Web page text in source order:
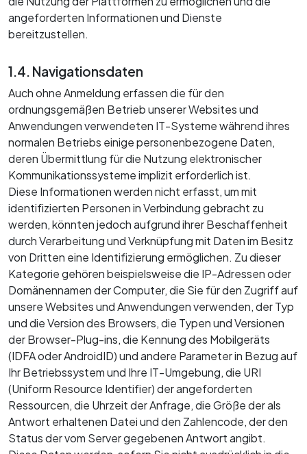
angeforderten Informationen und Dienste
bereitzustellen.
1.4. Navigationsdaten
Auch ohne Anmeldung erfassen die für den
ordnungsgemäßen Betrieb unserer Websites und
Anwendungen verwendeten IT-Systeme während ihres
normalen Betriebs einige personenbezogene Daten,
deren Übermittlung für die Nutzung elektronischer
Kommunikationssysteme implizit erforderlich ist.
Diese Informationen werden nicht erfasst, um mit
identifizierten Personen in Verbindung gebracht zu
werden, könnten jedoch aufgrund ihrer Beschaffenheit
durch Verarbeitung und Verknüpfung mit Daten im Besitz
von Dritten eine Identifizierung ermöglichen. Zu dieser
Kategorie gehören beispielsweise die IP-Adressen oder
Domänennamen der Computer, die Sie für den Zugriff auf
unsere Websites und Anwendungen verwenden, der Typ
und die Version des Browsers, die Typen und Versionen
der Browser-Plug-ins, die Kennung des Mobilgeräts
(IDFA oder AndroidID) und andere Parameter in Bezug auf
Ihr Betriebssystem und Ihre IT-Umgebung, die URI
(Uniform Resource Identifier) der angeforderten
Ressourcen, die Uhrzeit der Anfrage, die Größe der als
Antwort erhaltenen Datei und den Zahlencode, der den
Status der vom Server gegebenen Antwort angibt.